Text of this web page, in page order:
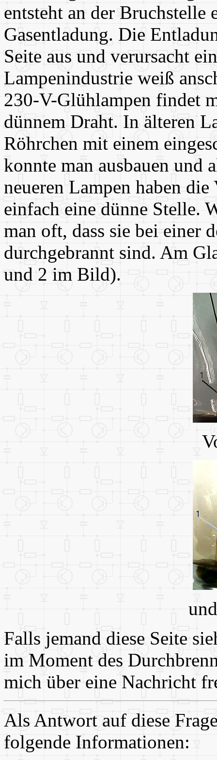
entsteht an der Bruchstelle
Gasentladung. Die
Seite aus und verursacht
Lampenindustrie weiß
230-V-Glühlampen findet
dünnem Draht. In älteren
Röhrchen mit einem
konnte man ausbauen und
neueren Lampen haben
einfach eine dünne Stelle.
man oft, dass sie bei einer
durchgebrannt sind. Am
und 2 im Bild).
Falls jemand diese Seite
im Moment des
mich über eine Nachricht
Als Antwort auf diese
folgende Informationen: